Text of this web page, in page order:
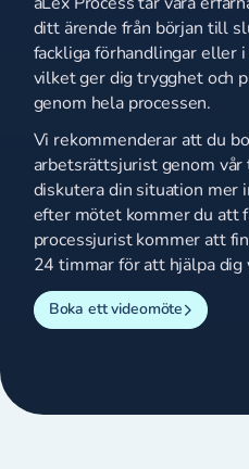
ditt ärende från början till
fackliga förhandlingar eller
vilket ger dig trygghet och
genom hela processen.
Vi rekommenderar att du
arbetsrättsjurist genom
diskutera din situation mer
efter mötet kommer du att
processjurist kommer att
24 timmar för att hjälpa dig
Boka ett videomöte